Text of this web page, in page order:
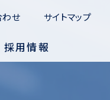
わせ サイトマップ
採用情報